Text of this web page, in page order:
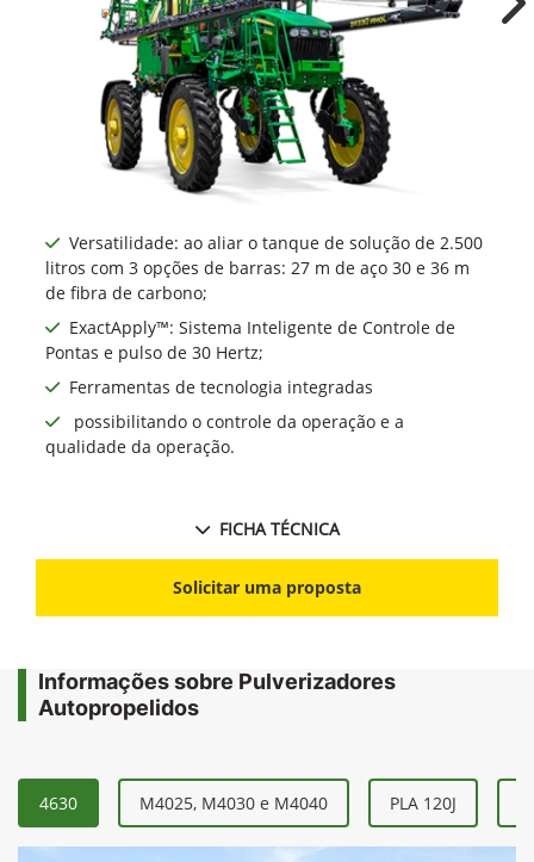
Versatilidade: ao aliar o tanque de solução de 2.500
litros com 3 opções de barras: 27 m de aço 30 e 36 m
de fibra de carbono;
ExactApply™: Sistema Inteligente de Controle de
Pontas e pulso de 30 Hertz;
Ferramentas de tecnologia integradas
possibilitando o controle da operação e a
qualidade da operação.
FICHA TÉCNICA
Solicitar uma proposta
Informações sobre Pulverizadores
Autopropelidos
4630 M4025, M4030 e M4040 PLA 120J